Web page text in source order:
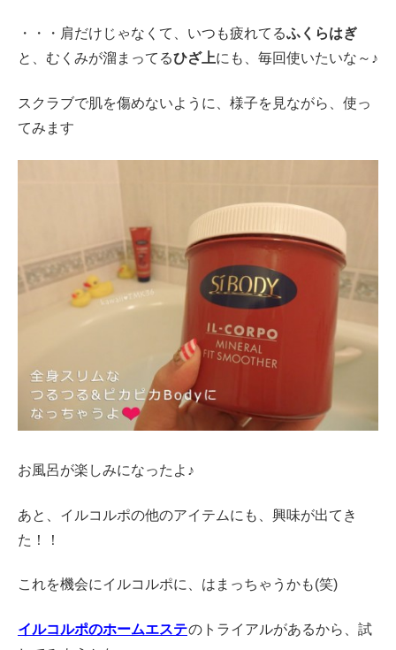
・・・肩だけじゃなくて、いつも疲れてるふくらはぎ
と、むくみが溜まってるひざ上にも、毎回使いたいな～♪
スクラブで肌を傷めないように、様子を見ながら、使っ
てみます
お風呂が楽しみになったよ♪
あと、イルコルポの他のアイテムにも、興味が出てき
た！！
これを機会にイルコルポに、はまっちゃうかも(笑)
イルコルポのホームエステのトライアルがあるから、試